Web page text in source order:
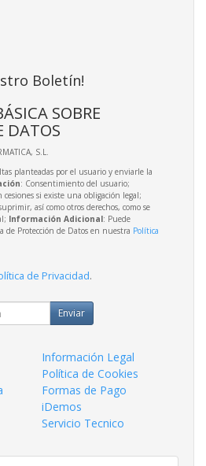
Boletín!
SOBRE
DATOS
S.L.
planteadas por el usuario y enviarle la
: Consentimiento del usuario;
cesiones si existe una obligación legal;
así como otros derechos, como se
Información Adicional: Puede
de Protección de Datos en nuestra Política
de Privacidad.
Enviar
Información Legal
Política de Cookies
Formas de Pago
iDemos
Servicio Tecnico